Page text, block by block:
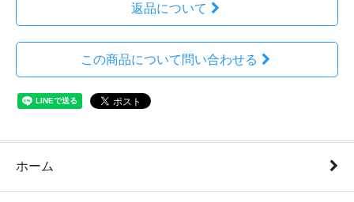
返品について
この商品について問い合わせる
ホーム